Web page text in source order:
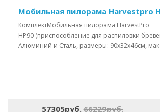
Мобильная пилорама Harvestpro
КомплектМобильная пилорама HarvestPro
HP90 (приспособление для распиловки
Алюминий и Сталь, размеры: 90x32x46см,
57305руб. 66229руб.